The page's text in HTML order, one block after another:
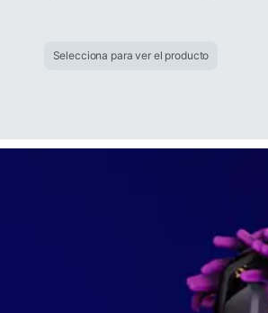
Selecciona para ver el producto